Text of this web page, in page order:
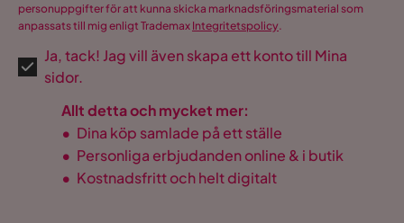
personuppgifter för att kunna skicka marknadsföringsmaterial som
anpassats till mig enligt Trademax Integritetspolicy.
Ja, tack! Jag vill även skapa ett konto till Mina
sidor.
Allt detta och mycket mer:
• Dina köp samlade på ett ställe
• Personliga erbjudanden online & i butik
• Kostnadsfritt och helt digitalt